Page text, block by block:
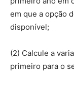
em que a opção
disponível;
(2) Calcule a
primeiro para o